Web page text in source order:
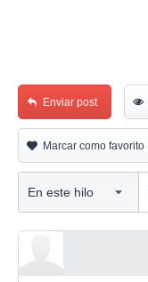
Enviar post
Marcar como favorito